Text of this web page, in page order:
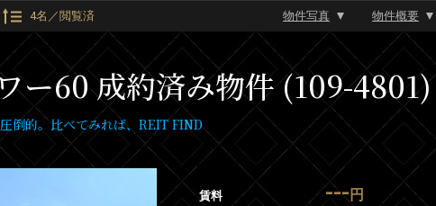
4名／閲覧済 物件写真 物件概要
ー60 成約済み物件 (109-4801)
倒的。比べてみれば、REIT FIND
賃料 --- 円